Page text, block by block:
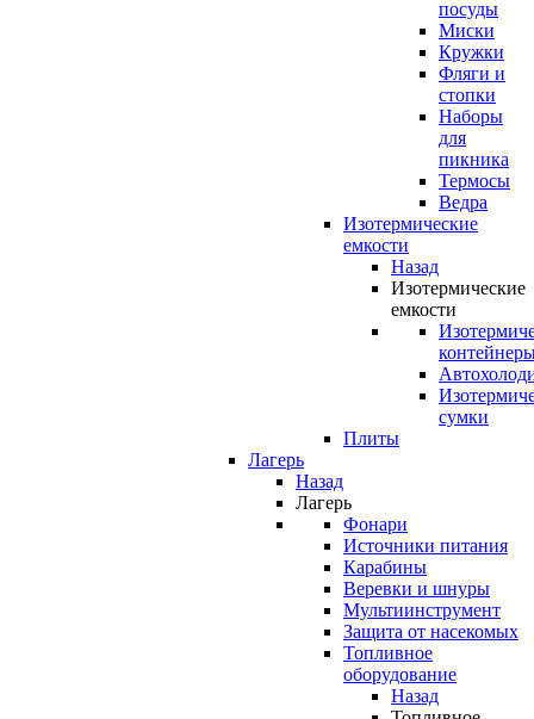
посуды
Миски
Кружки
Фляги и
стопки
Наборы
для
пикника
Термосы
Ведра
Изотермические
емкости
Назад
Изотермические
емкости
сумки
Плиты
Лагерь
Назад
Лагерь
Фонари
Источники питания
Карабины
Веревки и шнуры
Мультиинструмент
Защита от насекомых
Топливное
оборудование
Назад